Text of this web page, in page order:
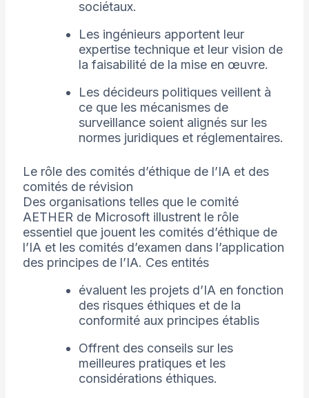
sociétaux.
Les ingénieurs apportent leur
expertise technique et leur vision de
la faisabilité de la mise en œuvre.
Les décideurs politiques veillent à
ce que les mécanismes de
surveillance soient alignés sur les
normes juridiques et réglementaires.
Le rôle des comités d’éthique de l’IA et des
comités de révision
Des organisations telles que le comité
AETHER de Microsoft illustrent le rôle
essentiel que jouent les comités d’éthique de
l’IA et les comités d’examen dans l’application
des principes de l’IA. Ces entités
évaluent les projets d’IA en fonction
des risques éthiques et de la
conformité aux principes établis
Offrent des conseils sur les
meilleures pratiques et les
considérations éthiques.